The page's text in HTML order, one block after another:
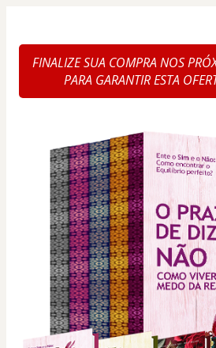
FINALIZE SUA COMPRA NOS
PARA GARANTIR ESTA